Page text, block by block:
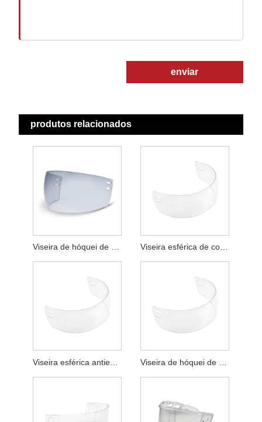
enviar
produtos relacionados
Viseira esférica de corte secundário anti-riscos para hóquei
Viseira esférica antiembaçante de corte secundário para hóquei